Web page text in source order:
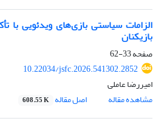
الزامات سیاستی بازی‌های ویدئویی با
بازیکنان
صفحه33-62
10.22034/jsfc.2026.541302.2852
امیررضا عاملی
مشاهده مقاله
اصل مقاله 608.55 K